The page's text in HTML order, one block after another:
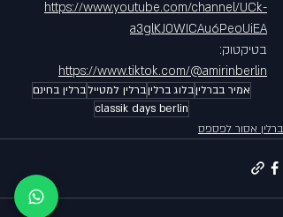
https://www.youtube.com/channel/UCk-
a3glKJ0WICAu6PeoUiEA
בטיקטוק:
https://www.tiktok.com/@amirinberlin
אמיר בברליןבלוג ברליןברלין למטיילברלין בחינם
classik days berlin
ברלין אסור לפספס